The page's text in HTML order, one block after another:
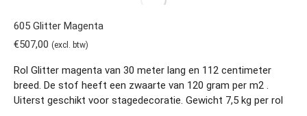
605 Glitter Magenta
€507,00 (excl. btw)
Rol Glitter magenta van 30 meter lang en 112 centimeter
breed. De stof heeft een zwaarte van 120 gram per m2 .
Uiterst geschikt voor stagedecoratie. Gewicht 7,5 kg per rol